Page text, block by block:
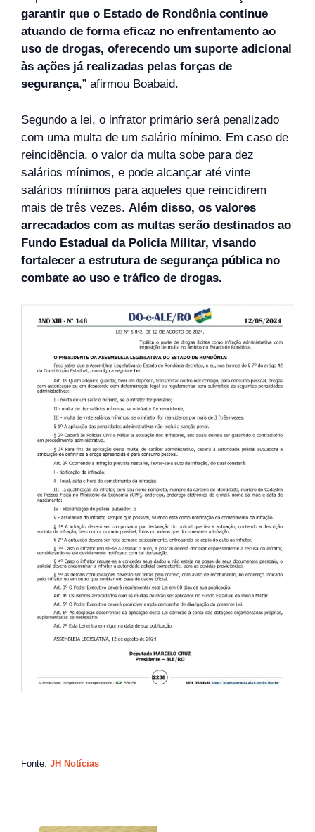
garantir que o Estado de Rondônia continue
atuando de forma eficaz no enfrentamento ao
uso de drogas, oferecendo um suporte adicional
às ações já realizadas pelas forças de
segurança,” afirmou Boabaid.
Segundo a lei, o infrator primário será penalizado
com uma multa de um salário mínimo. Em caso de
reincidência, o valor da multa sobe para dez
salários mínimos, e pode alcançar até vinte
salários mínimos para aqueles que reincidirem
mais de três vezes. Além disso, os valores
arrecadados com as multas serão destinados ao
Fundo Estadual da Polícia Militar, visando
fortalecer a estrutura de segurança pública no
combate ao uso e tráfico de drogas.
Fonte: JH Notícias